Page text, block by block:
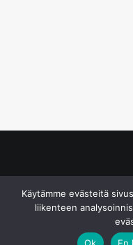
Käytämme evästeitä
liikenteen
Ok
En